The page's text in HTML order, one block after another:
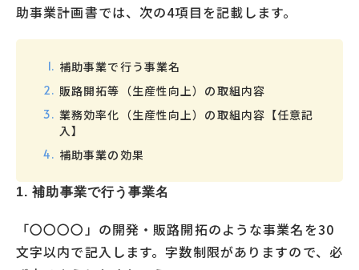
助事業計画書では、次の4項目を記載します。
補助事業で行う事業名
販路開拓等（生産性向上）の取組内容
業務効率化（生産性向上）の取組内容【任意記
入】
補助事業の効果
1. 補助事業で行う事業名
「〇〇〇〇」の開発・販路開拓のような事業名を30
文字以内で記入します。字数制限がありますので、必